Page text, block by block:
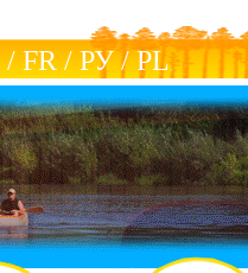
/ FR / РУ/РL